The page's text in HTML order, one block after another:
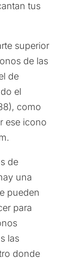
tus
superior
de las
de
el
como
ese icono
de
una
pueden
para
las
donde